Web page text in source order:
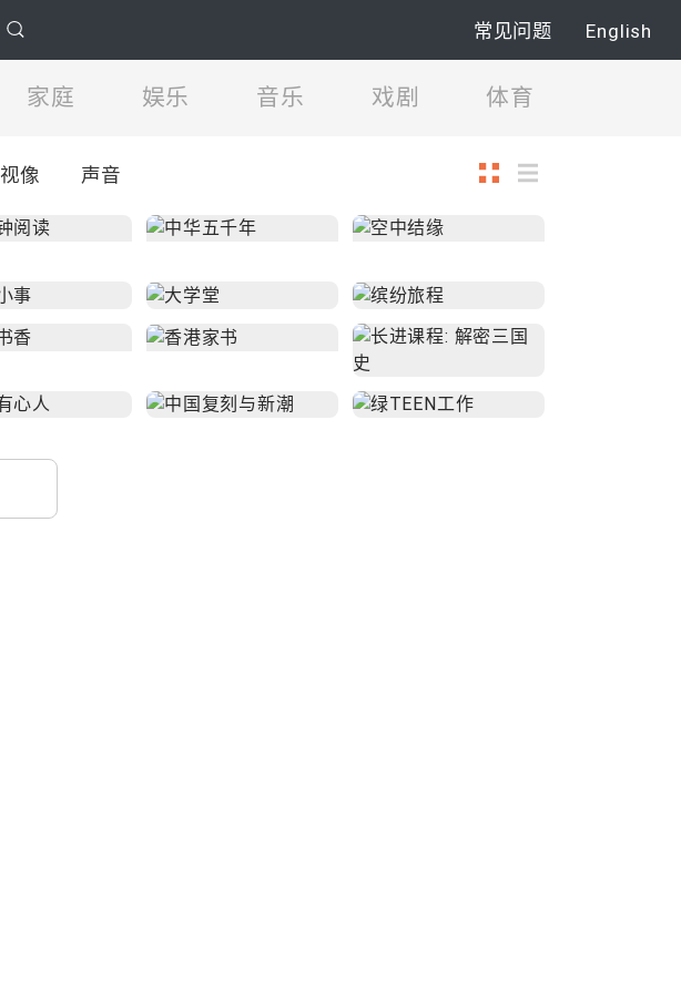
常见问题 English
家庭 娱乐 音乐 戏剧 体育
视像 声音